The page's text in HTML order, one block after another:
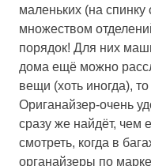
маленьких (на
множеством
порядок! Для них
дома ещё можно
вещи (хоть иногда),
Ориганайзер-очень
сразу же найдёт, чем
смотреть, когда в
органайзеры по